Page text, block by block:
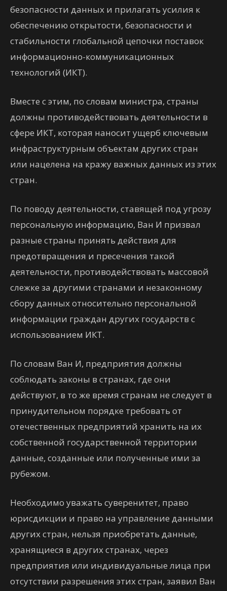
безопасности данных и прилагать усилия к
обеспечению открытости, безопасности и
стабильности глобальной цепочки поставок
информационно-коммуникационных
технологий (ИКТ).
Вместе с этим, по словам министра, страны
должны противодействовать деятельности в
сфере ИКТ, которая наносит ущерб ключевым
инфраструктурным объектам других стран
или нацелена на кражу важных данных из этих
стран.
По поводу деятельности, ставящей под угрозу
персональную информацию, Ван И призвал
разные страны принять действия для
предотвращения и пресечения такой
деятельности, противодействовать массовой
слежке за другими странами и незаконному
сбору данных относительно персональной
информации граждан других государств с
использованием ИКТ.
По словам Ван И, предприятия должны
соблюдать законы в странах, где они
действуют, в то же время странам не следует в
принудительном порядке требовать от
отечественных предприятий хранить на их
собственной государственной территории
данные, созданные или полученные ими за
рубежом.
Необходимо уважать суверенитет, право
юрисдикции и право на управление данными
других стран, нельзя приобретать данные,
хранящиеся в других странах, через
предприятия или индивидуальные лица при
отсутствии разрешения этих стран, заявил Ван